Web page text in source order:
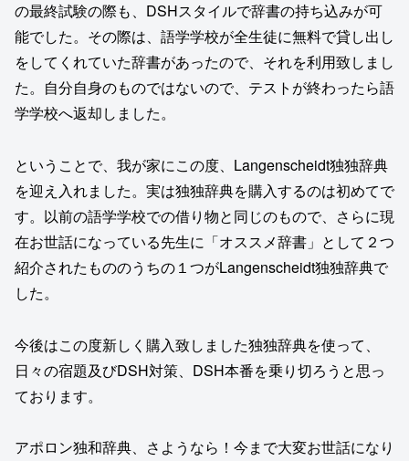
の最終試験の際も、DSHスタイルで辞書の持ち込みが可
能でした。その際は、語学学校が全生徒に無料で貸し出し
をしてくれていた辞書があったので、それを利用致しまし
た。自分自身のものではないので、テストが終わったら語
学学校へ返却しました。
ということで、我が家にこの度、Langenscheidt独独辞典
を迎え入れました。実は独独辞典を購入するのは初めてで
す。以前の語学学校での借り物と同じのもので、さらに現
在お世話になっている先生に「オススメ辞書」として２つ
紹介されたもののうちの１つがLangenscheidt独独辞典で
した。
今後はこの度新しく購入致しました独独辞典を使って、
日々の宿題及びDSH対策、DSH本番を乗り切ろうと思っ
ております。
アポロン独和辞典、さようなら！今まで大変お世話になり